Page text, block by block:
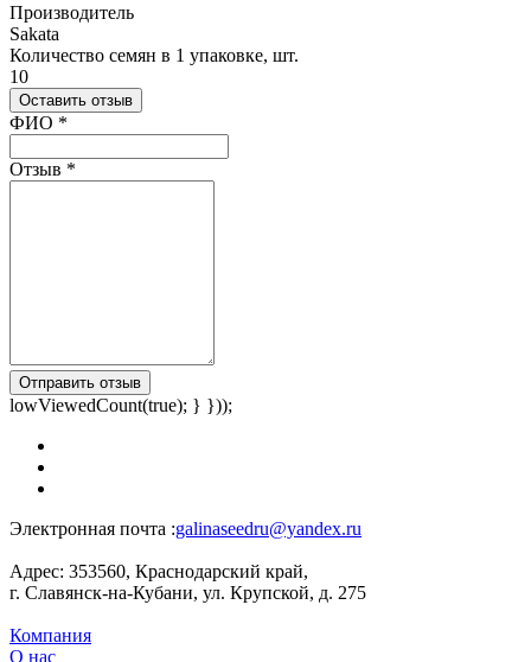
Производитель
Sakata
Количество семян в 1 упаковке, шт.
10
Оставить отзыв
Ваш отзыв был отправлен!
ФИО *
Отзыв *
Отправить отзыв
lowViewedCount(true); } }));
Электронная почта :galinaseedru@yandex.ru
Адрес: 353560, Краснодарский край,
г. Славянск-на-Кубани, ул. Крупской, д. 275
Компания
О нас